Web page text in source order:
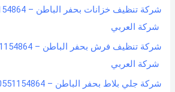
شركة العربي
شركة العربي